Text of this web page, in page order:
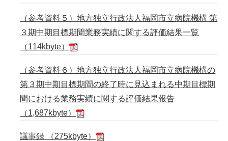
（参考資料５）地方独立行政法人福岡市立病院機構 第
３期中期目標期間業務実績に関する評価結果一覧
（114kbyte）
（参考資料６）地方独立行政法人福岡市立病院機構の
第３期中期目標期間の終了時に見込まれる中期目標期
間における業務実績に関する評価結果報告
（1,687kbyte）
議事録 （275kbyte）